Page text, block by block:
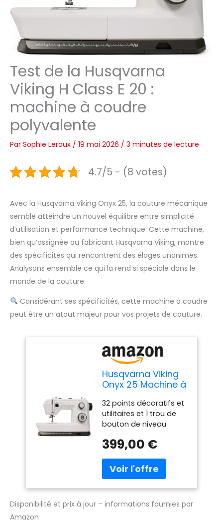
Test de la Husqvarna
Viking H Class E 20 :
machine à coudre
polyvalente
Par Sophie Leroux / 19 mai 2026 / 3 minutes de lecture
4.7/5 - (8 votes)
Avec la Husqvarna Viking Onyx 25, la couture mécanique
semble atteindre un nouvel équilibre entre simplicité
d’utilisation et performance technique. Cette machine,
bien qu’assignée au fabricant Husqvarna Viking, montre
des spécificités qui rencontrent des éloges unanimes.
Analysons ensemble ce qui la rend si spéciale dans le
monde de la couture.
Considérant ses spécificités, cette machine à coudre
peut être un atout majeur pour vos projets de couture.
Husqvarna Viking
Onyx 25 Machine à
32 points décoratifs et
utilitaires et 1 trou de
bouton de niveau
seulement 6,1 kg -
transport et les cours.
Largeur de point : 6
mm, longueur de point :
aiguille intégré
399,00 €
Disponibilité et prix à jour – informations fournies par
Amazon